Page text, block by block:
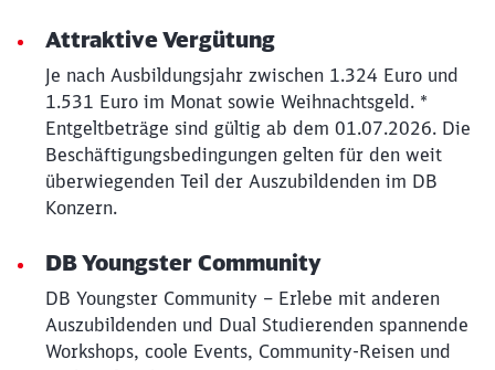
Attraktive Vergütung
Je nach Ausbildungsjahr zwischen 1.324 Euro und
1.531 Euro im Monat sowie Weihnachtsgeld. *
Entgeltbeträge sind gültig ab dem 01.07.2026. Die
Beschäftigungsbedingungen gelten für den weit
überwiegenden Teil der Auszubildenden im DB
Konzern.
DB Youngster Community
DB Youngster Community – Erlebe mit anderen
Auszubildenden und Dual Studierenden spannende
Workshops, coole Events, Community-Reisen und
Abbrechen